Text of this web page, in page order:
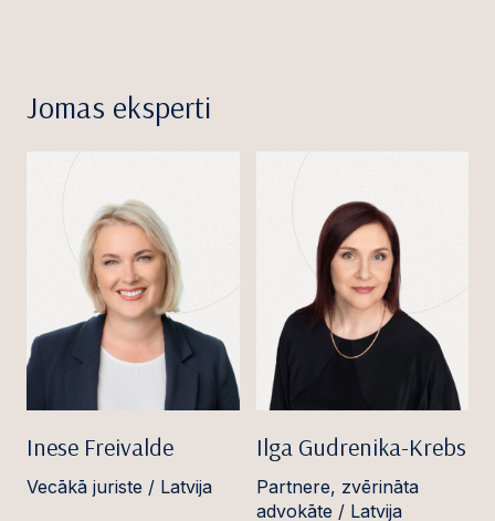
Jomas eksperti
Inese Freivalde
Vecākā juriste / Latvija
Ilga Gudrenika-Krebs
Partnere, zvērināta
advokāte / Latvija